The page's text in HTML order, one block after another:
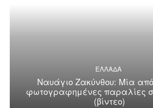
ΕΛΛΑΔΑ
Ναυάγιο Ζακύνθου: Μία από
φωτογραφημένες παραλίες
(βίντεο)